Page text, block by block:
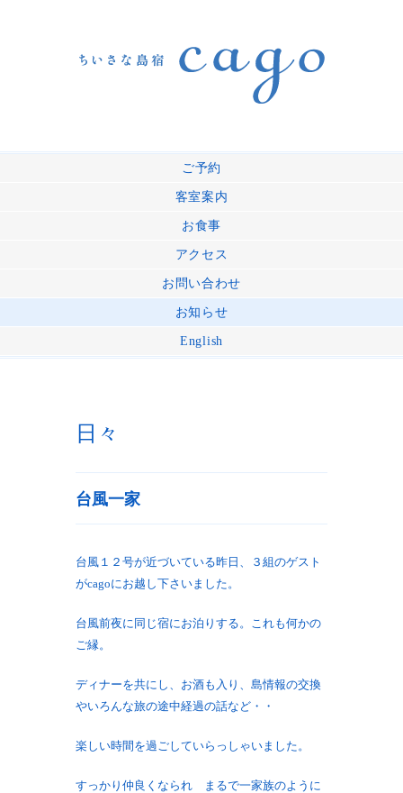
ご予約
客室案内
お食事
アクセス
お問い合わせ
お知らせ
English
日々
台風一家
台風１２号が近づいている昨日、３組のゲスト
がcagoにお越し下さいました。
台風前夜に同じ宿にお泊りする。これも何かの
ご縁。
ディナーを共にし、お酒も入り、島情報の交換
やいろんな旅の途中経過の話など・・
楽しい時間を過ごしていらっしゃいました。
すっかり仲良くなられ まるで一家族のように